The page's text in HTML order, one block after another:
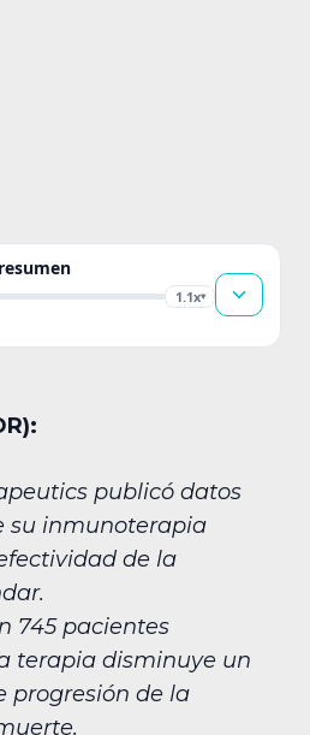
1.1x▾
publicó datos
su inmunoterapia
de la
745 pacientes
terapia disminuye un
progresión de la